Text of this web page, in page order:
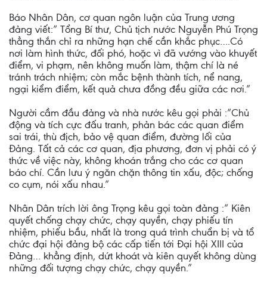
Báo Nhân Dân, cơ quan ngôn luận của Trung ương
đảng viết:” Tổng Bí thư, Chủ tịch nước Nguyễn Phú Trọng
thẳng thắn chỉ ra những hạn chế cần khắc phục….Có
nơi làm hình thức, đối phó, hoặc vì đã vướng vào khuyết
điểm, vi phạm, nên không muốn làm, thậm chí là né
tránh trách nhiệm; còn mắc bệnh thành tích, nể nang,
ngại kiểm điểm, kết quả chưa đồng đều giữa các nơi.”
Người cầm đầu đảng và nhà nước kêu gọi phải :”Chủ
động và tích cực đấu tranh, phản bác các quan điểm
sai trái, thù địch, bảo vệ quan điểm, đường lối của
Đảng. Tất cả các cơ quan, địa phương, đơn vị phải có ý
thức về việc này, không khoán trắng cho các cơ quan
báo chí. Cần lưu ý ngăn chặn thông tin xấu, độc; chống
co cụm, nói xấu nhau.”
Nhân Dân trích lời ông Trọng kêu gọi toàn đảng :” Kiên
quyết chống chạy chức, chạy quyền, chạy phiếu tín
nhiệm, phiếu bầu, nhất là trong quá trình chuẩn bị và tổ
chức đại hội đảng bộ các cấp tiến tới Đại hội XIII của
Đảng… khẳng định, dứt khoát và kiên quyết không dùng
những đối tượng chạy chức, chạy quyền.”